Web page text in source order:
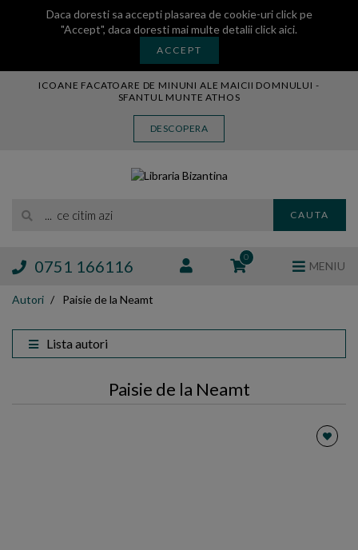
Daca doresti sa accepti plasarea de cookie-uri click pe
"Accept", daca doresti mai multe detaliiclick aici.
ACCEPT
ICOANE FACATOARE DE MINUNI ALE MAICII DOMNULUI -
SFANTUL MUNTE ATHOS
DESCOPERA
CAUTA
0751 166116 0
MENIU
EXPOZITII
TAMAIE
Autori Paisie de la Neamt
Lista autori
Paisie de la Neamt